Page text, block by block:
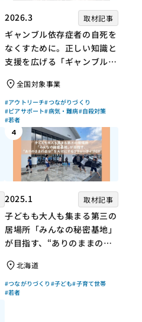
2026.3 取材記事
ギャンブル依存症者の自死を
なくすために。正しい知識と
支援を広げる「ギャンブル依
組み全国対象事業
#アウトリーチ#つながりづくり
#ピアサポート#病気・難病#自殺対策
#若者
4
2025.1 取材記事
子どもも大人も集まる第三の
居場所「みんなの秘密基地」
が目指す、“ありのままの自
ィづくり
北海道
#つながりづくり #子ども#子育て世帯
#若者